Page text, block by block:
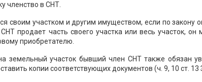
членство в СНТ.
своим участком и другим имуществом, если по закону
продает часть своего участка или весь участок,
приобретателю.
земельный участок бывший член СНТ также обязан
копии соответствующих документов (ч. 9, 10 ст.